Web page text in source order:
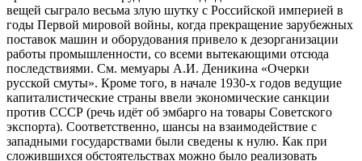
вещей сыграло весьма злую шутку с Российской империей в
годы Первой мировой войны, когда прекращение зарубежных
поставок машин и оборудования привело к дезорганизации
работы промышленности, со всеми вытекающими отсюда
последствиями. См. мемуары А.И. Деникина «Очерки
русской смуты». Кроме того, в начале 1930-х годов ведущие
капиталистические страны ввели экономические санкции
против СССР (речь идёт об эмбарго на товары Советского
экспорта). Соответственно, шансы на взаимодействие с
западными государствами были сведены к нулю. Как при
сложившихся обстоятельствах можно было реализовать